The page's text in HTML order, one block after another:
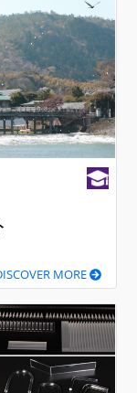
MORE